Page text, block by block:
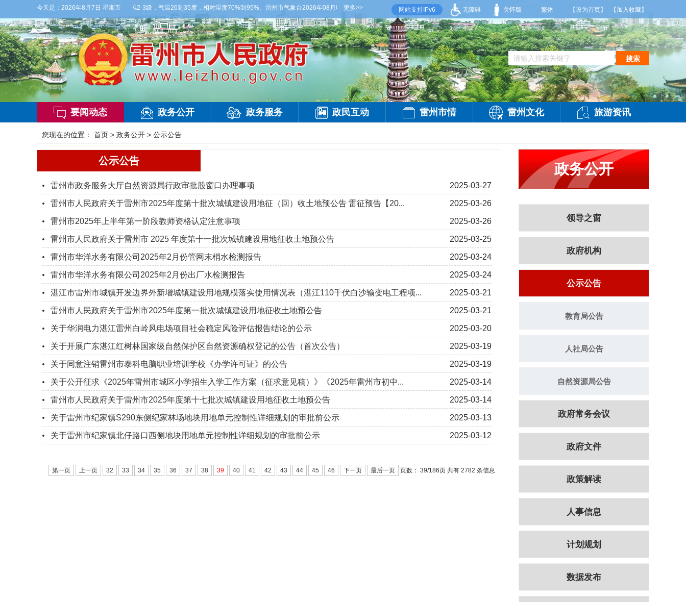
今天是： 2026年8月7日 星期五
晚到明天白天，多云，局部有雷阵雨，偏西风2-3级，气温26到35度，相对湿度70%到95%。雷州市气象台2026年08月07日傍晚发布 【雷州晚间天气】今晚到明天白天，多云，局部有雷阵雨，偏西风2-3级，气温26到35度，相对湿度70%到95%。雷
更多>> 网站支持IPv6 无障碍 关怀版 繁体 【设为首页】 【加入收藏】
搜索
要闻动态 政务公开 政务服务 政民互动 雷州市情 雷州文化 旅游资讯
您现在的位置： 首页 > 政务公开 > 公示公告
公示公告
2025-03-27
雷州市政务服务大厅自然资源局行政审批股窗口办理事项
2025-03-26
雷州市人民政府关于雷州市2025年度第十批次城镇建设用地征（回）收土地预公告 雷征预告【20...
2025-03-26
雷州市2025年上半年第一阶段教师资格认定注意事项
2025-03-25
雷州市人民政府关于雷州市 2025 年度第十一批次城镇建设用地征收土地预公告
2025-03-24
雷州市华洋水务有限公司2025年2月份管网末梢水检测报告
2025-03-24
雷州市华洋水务有限公司2025年2月份出厂水检测报告
2025-03-21
湛江市雷州市城镇开发边界外新增城镇建设用地规模落实使用情况表（湛江110千伏白沙输变电工程项...
2025-03-21
雷州市人民政府关于雷州市2025年度第一批次城镇建设用地征收土地预公告
2025-03-20
关于华润电力湛江雷州白岭风电场项目社会稳定风险评估报告结论的公示
2025-03-19
关于开展广东湛江红树林国家级自然保护区自然资源确权登记的公告（首次公告）
2025-03-19
关于同意注销雷州市泰科电脑职业培训学校《办学许可证》的公告
2025-03-14
关于公开征求《2025年雷州市城区小学招生入学工作方案（征求意见稿）》《2025年雷州市初中...
2025-03-14
雷州市人民政府关于雷州市2025年度第十七批次城镇建设用地征收土地预公告
2025-03-13
关于雷州市纪家镇S290东侧纪家林场地块用地单元控制性详细规划的审批前公示
2025-03-12
关于雷州市纪家镇北仔路口西侧地块用地单元控制性详细规划的审批前公示
第一页 上一页 32 33 34 35 36 37 38 39 40 41 42 43 44 45 46 下一页 最后一页 页数： 39/186页 共有 2782 条信息
政务公开
领导之窗
政府机构
公示公告
教育局公告
人社局公告
自然资源局公告
政府常务会议
政府文件
政策解读
人事信息
计划规划
数据发布